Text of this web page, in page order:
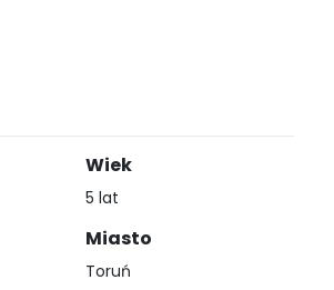
Wiek
5 lat
Miasto
Toruń